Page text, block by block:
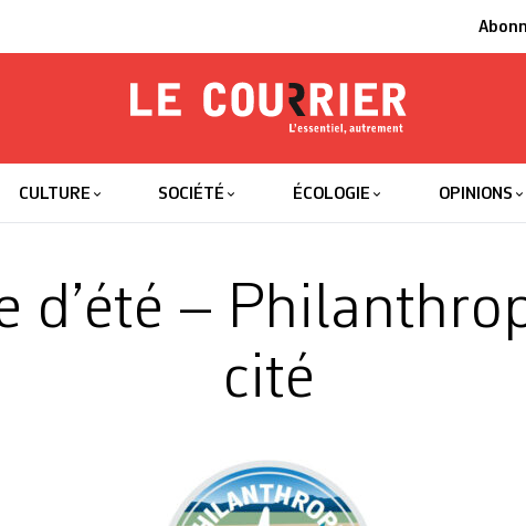
Le Courrier
CULTURE SOCIÉTÉ ÉCOLOGIE OPINIONS
d’été –
cité